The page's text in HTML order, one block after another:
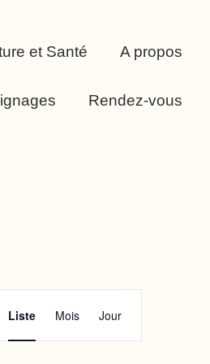
et Santé A propos
Rendez-vous
de
vues
Liste Mois Jour